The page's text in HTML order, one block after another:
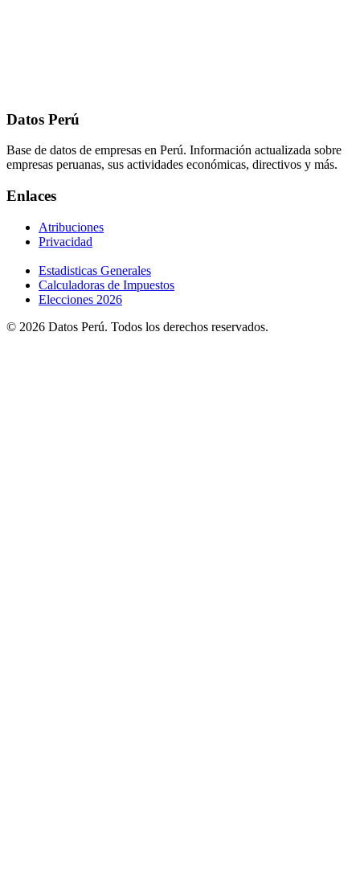
Datos Perú
Base de datos de empresas en Perú. Información actualizada sobre
empresas peruanas, sus actividades económicas, directivos y más.
Enlaces
Atribuciones
Privacidad
Estadisticas Generales
Calculadoras de Impuestos
Elecciones 2026
© 2026 Datos Perú. Todos los derechos reservados.